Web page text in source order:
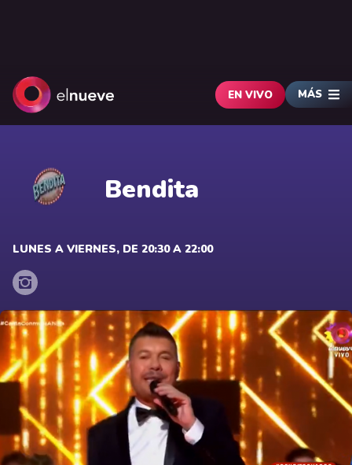
EN VIVO MÁS
Bendita
LUNES A VIERNES, DE 20:30 A 22:00